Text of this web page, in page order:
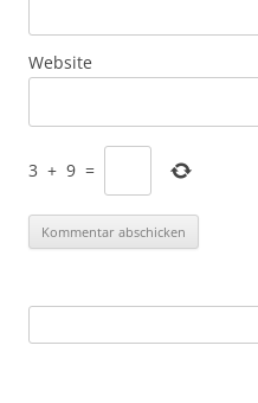
Website
3 + 9 =
nach: